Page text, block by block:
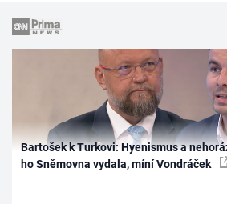
Bartošek k Turkovi: Hyenismus a
ho Sněmovna vydala, míní Vondráček